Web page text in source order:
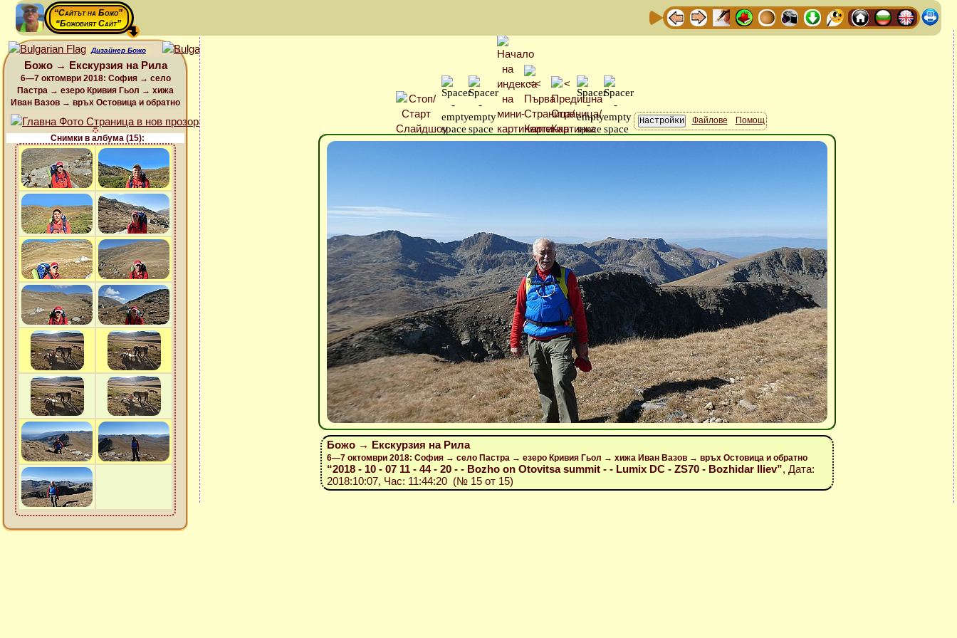
“Сайтът на Божо”
“Божовият Сайт”
Дизайнер Божо
Божо → Екскурзия на Рила
6—7 октомври 2018: София → село
Пастра → езеро Кривия Гьол → хижа
Иван Вазов → връх Остовица и обратно
Снимки в албума (15):
Файлове Помощ
Божо → Екскурзия на Рила
6—7 октомври 2018: София → село Пастра → езеро Кривия Гьол → хижа Иван Вазов → връх Остовица и обратно
“2018 - 10 - 07 11 - 44 - 20 - - Bozho on Otovitsa summit - - Lumix DC - ZS70 - Bozhidar Iliev”, Дата:
2018:10:07, Час: 11:44:20 (№ 15 от 15)